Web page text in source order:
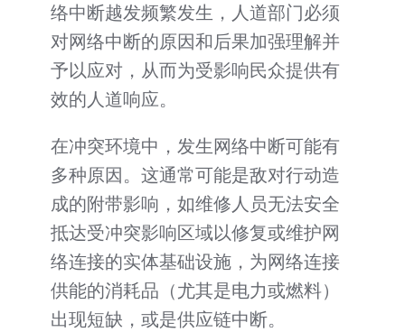
络中断越发频繁发生，人道部门必须
对网络中断的原因和后果加强理解并
予以应对，从而为受影响民众提供有
效的人道响应。
在冲突环境中，发生网络中断可能有
多种原因。这通常可能是敌对行动造
成的附带影响，如维修人员无法安全
抵达受冲突影响区域以修复或维护网
络连接的实体基础设施，为网络连接
供能的消耗品（尤其是电力或燃料）
出现短缺，或是供应链中断。